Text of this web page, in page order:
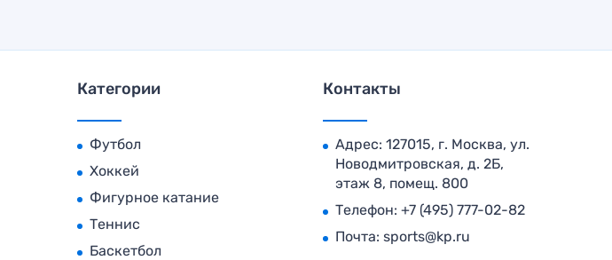
Категории
Футбол
Хоккей
Фигурное катание
Теннис
Баскетбол
Контакты
Адрес: 127015, г. Москва, ул.
Новодмитровская, д. 2Б,
этаж 8, помещ. 800
Телефон: +7 (495) 777-02-82
Почта: sports@kp.ru